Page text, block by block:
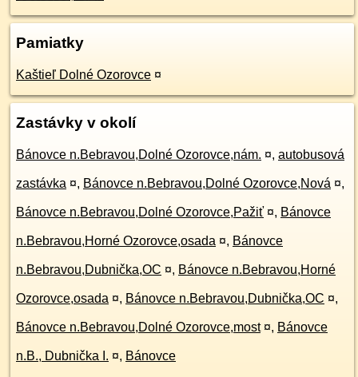
Pamiatky
Kaštieľ Dolné Ozorovce ¤
Zastávky v okolí
Bánovce n.Bebravou,Dolné Ozorovce,nám. ¤, autobusová
zastávka ¤, Bánovce n.Bebravou,Dolné Ozorovce,Nová ¤,
Bánovce n.Bebravou,Dolné Ozorovce,Pažiť ¤, Bánovce
n.Bebravou,Horné Ozorovce,osada ¤, Bánovce
n.Bebravou,Dubnička,OC ¤, Bánovce n.Bebravou,Horné
Ozorovce,osada ¤, Bánovce n.Bebravou,Dubnička,OC ¤,
Bánovce n.Bebravou,Dolné Ozorovce,most ¤, Bánovce
n.B., Dubnička I. ¤, Bánovce